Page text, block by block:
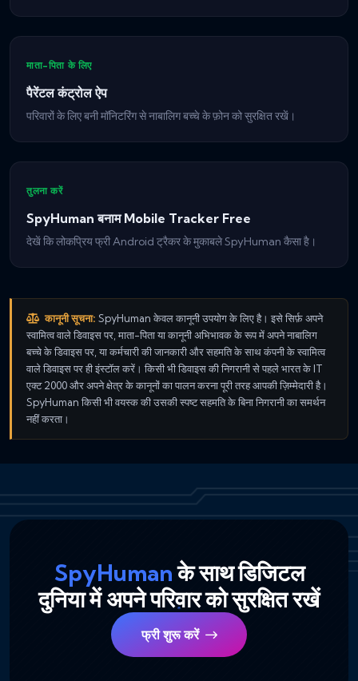
माता-पिता के लिए
पैरेंटल कंट्रोल ऐप
परिवारों के लिए बनी मॉनिटरिंग से नाबालिग बच्चे के फ़ोन को सुरक्षित रखें।
तुलना करें
SpyHuman बनाम Mobile Tracker Free
देखें कि लोकप्रिय फ्री Android ट्रैकर के मुकाबले SpyHuman कैसा है।
कानूनी सूचना: SpyHuman केवल कानूनी उपयोग के लिए है। इसे सिर्फ़ अपने
स्वामित्व वाले डिवाइस पर, माता-पिता या कानूनी अभिभावक के रूप में अपने नाबालिग
बच्चे के डिवाइस पर, या कर्मचारी की जानकारी और सहमति के साथ कंपनी के स्वामित्व
वाले डिवाइस पर ही इंस्टॉल करें। किसी भी डिवाइस की निगरानी से पहले भारत के IT
एक्ट 2000 और अपने क्षेत्र के कानूनों का पालन करना पूरी तरह आपकी ज़िम्मेदारी है।
SpyHuman किसी भी वयस्क की उसकी स्पष्ट सहमति के बिना निगरानी का समर्थन
नहीं करता।
SpyHumanके साथ डिजिटल
दुनिया में अपने परिवार को सुरक्षित रखें
फ्री शुरू करें